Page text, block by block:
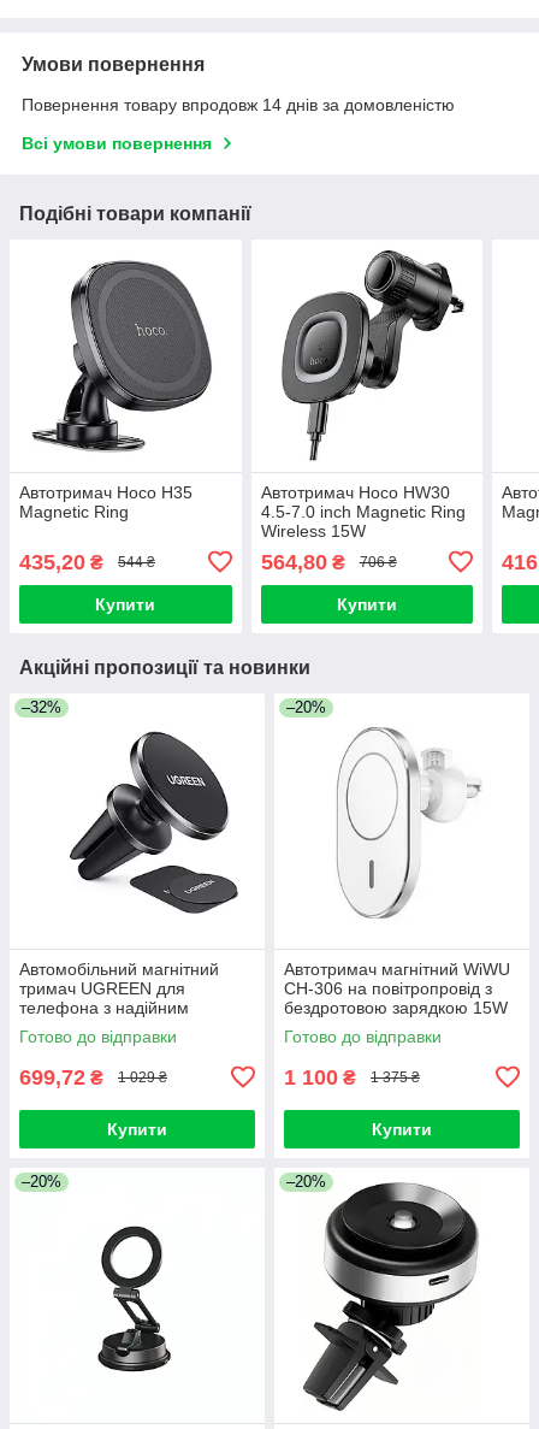
Умови повернення
Повернення товару впродовж 14 днів за домовленістю
Всі умови повернення
Подібні товари компанії
Автотримач Hoco H35
Magnetic Ring
435,20 ₴ 544 ₴
Купити
Автотримач Hoco HW30
4.5-7.0 inch Magnetic Ring
Wireless 15W
564,80₴ 706 ₴
Купити
416
Акційні пропозиції та новинки
–32%
Автомобільний магнітний
тримач UGREEN для
телефона з надійним
кріпленням у вентиляційний
отвір стабільна фіксація
Готово до відправки
699,72 ₴ 1 029 ₴
Купити
–20%
Автотримач магнітний WiWU
CH-306 на повітропровід з
бездротовою зарядкою 15W
Готово до відправки
1 100 ₴ 1 375 ₴
Купити
–20% –20%